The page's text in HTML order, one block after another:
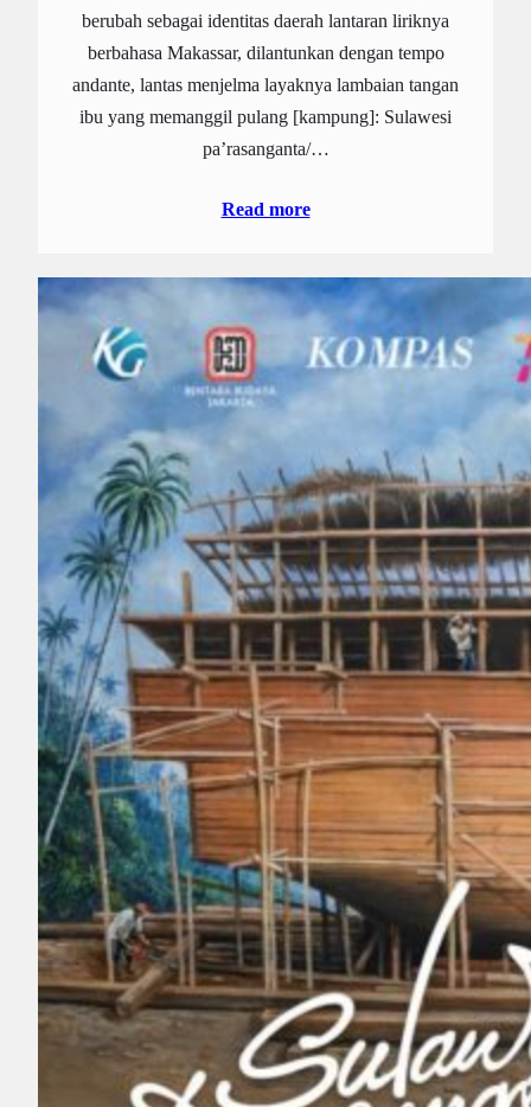
berubah sebagai identitas daerah lantaran liriknya
berbahasa Makassar, dilantunkan dengan tempo
andante, lantas menjelma layaknya lambaian tangan
ibu yang memanggil pulang [kampung]: Sulawesi
pa’rasanganta/…
Read more